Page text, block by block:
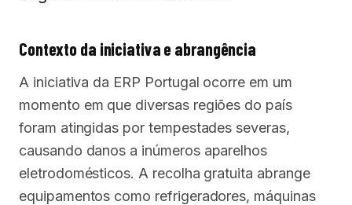
Contexto da iniciativa e abrangência
A iniciativa da ERP Portugal ocorre em um
momento em que diversas regiões do país
foram atingidas por tempestades severas,
causando danos a inúmeros aparelhos
eletrodomésticos. A recolha gratuita abrange
equipamentos como refrigeradores, máquinas